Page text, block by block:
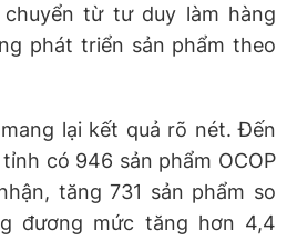
từ tư duy làm hàng
phát triển sản phẩm theo
lại kết quả rõ nét. Đến
có 946 sản phẩm OCOP
tăng 731 sản phẩm so
đương mức tăng hơn 4,4